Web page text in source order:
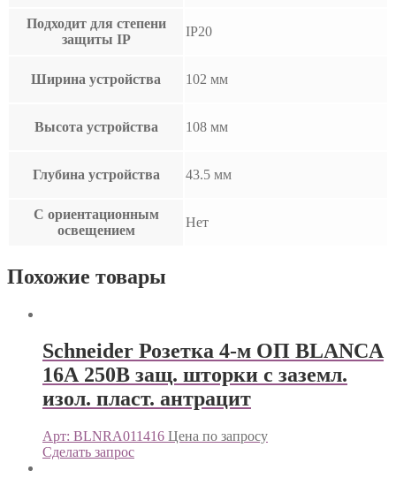
Подходит для степени
защиты IP
IP20
Ширина устройства 102 мм
Высота устройства 108 мм
Глубина устройства 43.5 мм
С ориентационным
освещением
Нет
Похожие товары
Schneider Розетка 4-м ОП BLANCA
16А 250В защ. шторки с заземл.
изол. пласт. антрацит
Арт: BLNRA011416 Цена по запросу
Сделать запрос